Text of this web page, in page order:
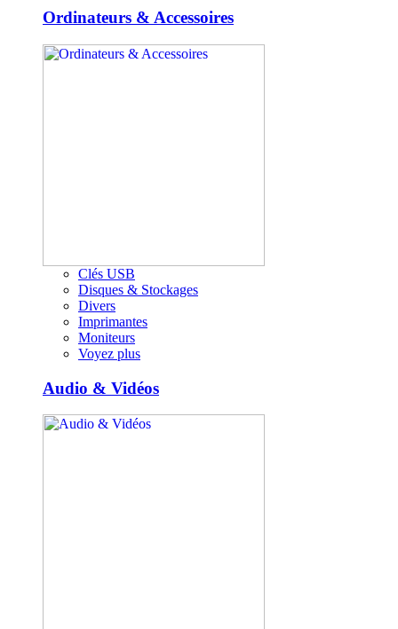
Ordinateurs & Accessoires
Clés USB
Disques & Stockages
Divers
Imprimantes
Moniteurs
Voyez plus
Audio & Vidéos